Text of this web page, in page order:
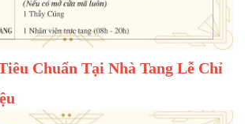
Chuẩn Tại Nhà Tang Lễ Chỉ